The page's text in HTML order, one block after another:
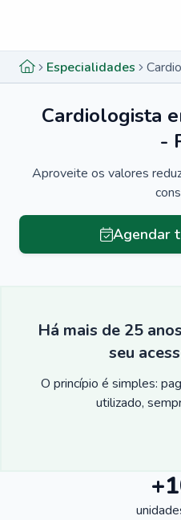
Especialidades
Cardiologista
-
Aproveite os valores
Agendar
Há mais de 25
seu
O princípio é simples:
utilizado,